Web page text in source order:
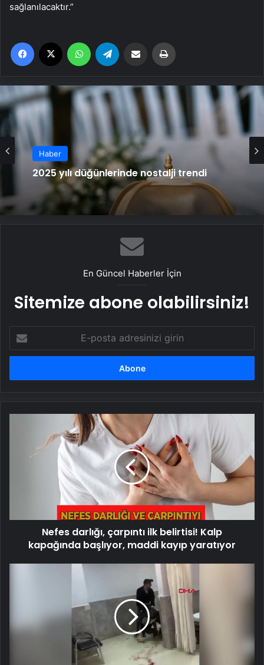
sağlanılacaktır.”
Facebook WhatsApp Email'den paylaş
Haber
2025 yılı düğünlerinde nostalji trendi
Haber
Ayçiçek, tereyağı veya zeytinyağı değil:
En Güncel Haberler İçin
Sitemize abone olabilirsiniz!
posta
adresinizi
maddi
yaratıyor
Nefes darlığı, çarpıntı ilk belirtisi! Kalp
kapağında başlıyor, maddi kayıp yaratıyor
savaş